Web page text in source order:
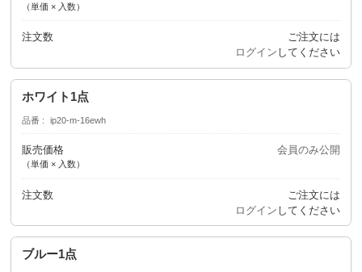
（単価 × 入数）
注文数
ご注文には
ログイン してください
ホワイト1点
品番 ip20-m-16ewh
販売価格
（単価 × 入数）
会員のみ公開
注文数
ご注文には
ログイン してください
ブルー1点